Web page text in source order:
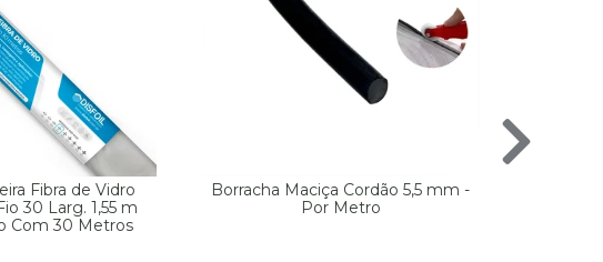
Fibra de Vidro
30 Larg. 1,55 m
Com 30 Metros
Borracha Maciça Cordão 5,5 mm -
Por Metro